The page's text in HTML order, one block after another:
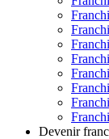
Devenir